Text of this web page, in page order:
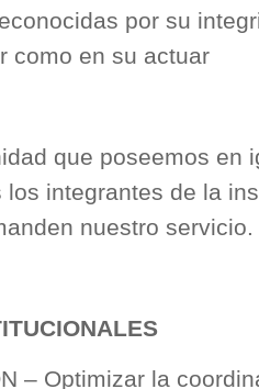
por su
como en su actuar
que poseemos en
los integrantes de la
nuestro servicio.
– Optimizar la